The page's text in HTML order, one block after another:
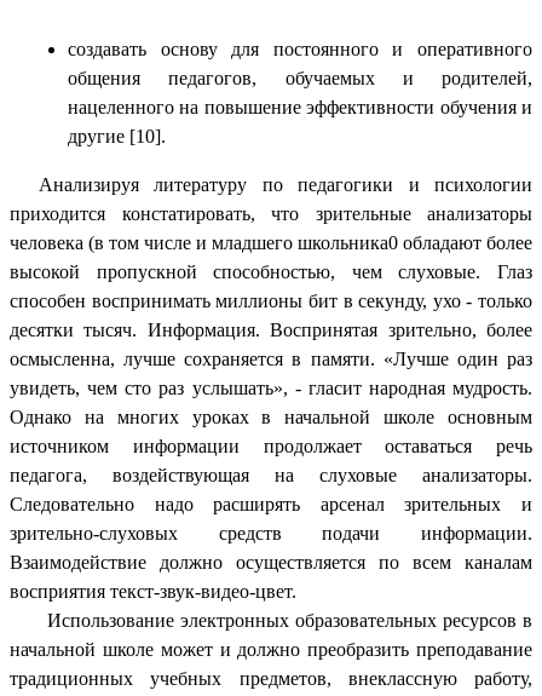
создавать основу для постоянного и оперативного
общения педагогов, обучаемых и родителей,
нацеленного на повышение эффективности обучения и
другие [10].
Анализируя литературу по педагогики и психологии
приходится констатировать, что зрительные анализаторы
человека (в том числе и младшего школьника0 обладают более
высокой пропускной способностью, чем слуховые. Глаз
способен воспринимать миллионы бит в секунду, ухо - только
десятки тысяч. Информация. Воспринятая зрительно, более
осмысленна, лучше сохраняется в памяти. «Лучше один раз
увидеть, чем сто раз услышать», - гласит народная мудрость.
Однако на многих уроках в начальной школе основным
источником информации продолжает оставаться речь
педагога, воздействующая на слуховые анализаторы.
Следовательно надо расширять арсенал зрительных и
зрительно-слуховых средств подачи информации.
Взаимодействие должно осуществляется по всем каналам
восприятия текст-звук-видео-цвет.
Использование электронных образовательных ресурсов в
начальной школе может и должно преобразить преподавание
традиционных учебных предметов, внеклассную работу,